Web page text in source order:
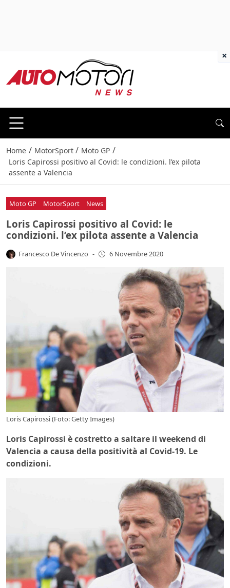
Home / MotorSport / Moto GP /
Loris Capirossi positivo al Covid: le condizioni. l’ex pilota
assente a Valencia
Moto GP MotorSport News
Loris Capirossi positivo al Covid: le
condizioni. l’ex pilota assente a Valencia
Francesco De Vincenzo - 6 Novembre 2020
Loris Capirossi (Foto: Getty Images)
Loris Capirossi è costretto a saltare il weekend di
Valencia a causa della positività al Covid-19. Le
condizioni.
×